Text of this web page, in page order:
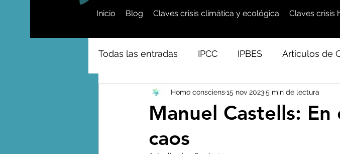
Inicio Blog Claves crisis climática y ecológica Claves crisis
Todas las entradas IPCC IPBES Artículos de
Activismo - Greta - Científicos Seguridad
Amazonas - Selvas tropicales - Bosq
Manuel Castells:
caos
Homo consciens15 nov 20235 min de lectura